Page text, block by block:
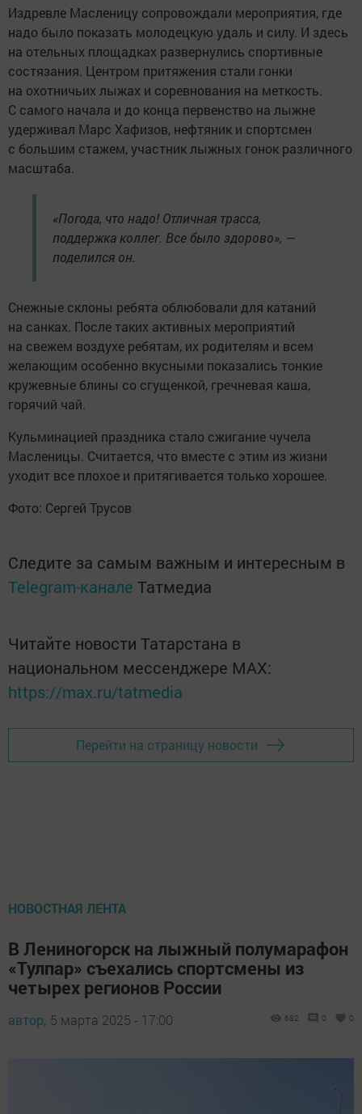
Издревле Масленицу сопровождали мероприятия, где
надо было показать молодецкую удаль и силу. И здесь
на отельных площадках развернулись спортивные
состязания. Центром притяжения стали гонки
на охотничьих лыжах и соревнования на меткость.
С самого начала и до конца первенство на лыжне
удерживал Марс Хафизов, нефтяник и спортсмен
с большим стажем, участник лыжных гонок различного
масштаба.
«Погода, что надо! Отличная трасса,
поддержка коллег. Все было здорово», —
поделился он.
Снежные склоны ребята облюбовали для катаний
на санках. После таких активных мероприятий
на свежем воздухе ребятам, их родителям и всем
желающим особенно вкусными показались тонкие
кружевные блины со сгущенкой, гречневая каша,
горячий чай.
Кульминацией праздника стало сжигание чучела
Масленицы. Считается, что вместе с этим из жизни
уходит все плохое и притягивается только хорошее.
Фото: Сергей Трусов
Следите за самым важным и интересным в
Telegram-канале Татмедиа
Читайте новости Татарстана в
национальном мессенджере MАХ:
https://max.ru/tatmedia
Перейти на страницу новости
НОВОСТНАЯ ЛЕНТА
В Лениногорск на лыжный полумарафон
«Тулпар» съехались спортсмены из
четырех регионов России
автор, 5 марта 2025 - 17:00 682 0 0